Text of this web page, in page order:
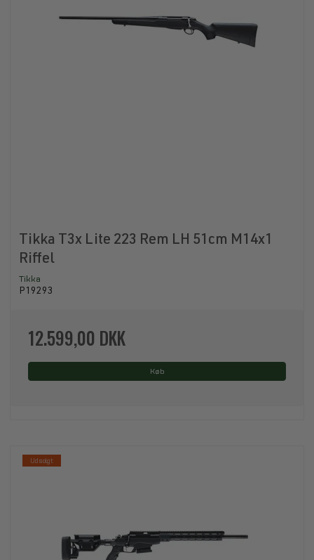
Tikka T3x Lite 223 Rem LH 51cm M14x1
Riffel
Tikka
P19293
12.599,00 DKK
Køb
Udsolgt